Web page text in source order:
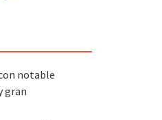
notable
gran